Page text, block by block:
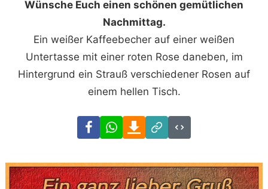
Wünsche Euch einen schönen gemütlichen
Nachmittag.
Ein weißer Kaffeebecher auf einer weißen
Untertasse mit einer roten Rose daneben, im
Hintergrund ein Strauß verschiedener Rosen auf
einem hellen Tisch.
FacebookWhatsAppDownload
Link
Code